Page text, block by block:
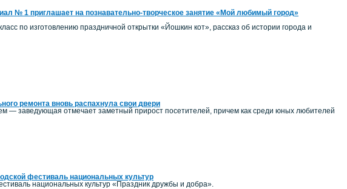
№ 1 приглашает на познавательно-творческое занятие «Мой любимый город»
по изготовлению праздничной открытки «Йошкин кот», рассказ об истории города и
ремонта вновь распахнула свои двери
— заведующая отмечает заметный прирост посетителей, причем как среди юных любителей
фестиваль национальных культур
национальных культур «Праздник дружбы и добра».